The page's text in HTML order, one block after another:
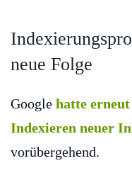
neue Folge
Google hatte
Indexieren neuer
vorübergehend.